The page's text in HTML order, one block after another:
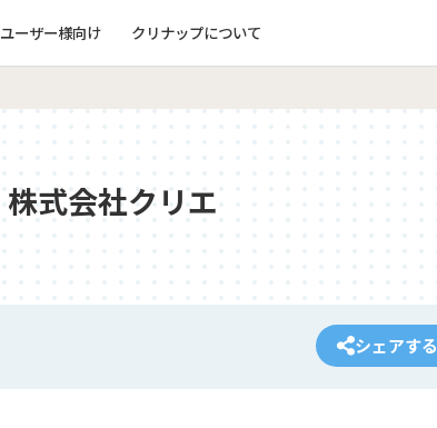
ユーザー様向け クリナップについて
株式会社クリエ
シェアする